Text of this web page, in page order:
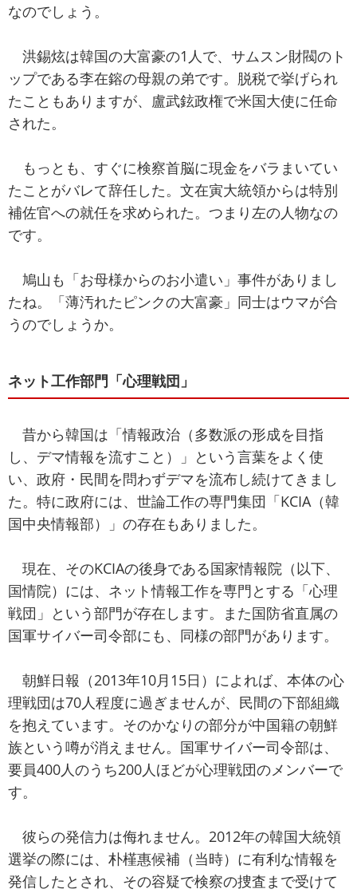
なのでしょう。
洪錫炫は韓国の大富豪の1人で、サムスン財閥のト
ップである李在鎔の母親の弟です。脱税で挙げられ
たこともありますが、盧武鉉政権で米国大使に任命
された。
もっとも、すぐに検察首脳に現金をバラまいてい
たことがバレて辞任した。文在寅大統領からは特別
補佐官への就任を求められた。つまり左の人物なの
です。
鳩山も「お母様からのお小遣い」事件がありまし
たね。「薄汚れたピンクの大富豪」同士はウマが合
うのでしょうか。
ネット工作部門「心理戦団」
昔から韓国は「情報政治（多数派の形成を目指
し、デマ情報を流すこと）」という言葉をよく使
い、政府・民間を問わずデマを流布し続けてきまし
た。特に政府には、世論工作の専門集団「KCIA（韓
国中央情報部）」の存在もありました。
現在、そのKCIAの後身である国家情報院（以下、
国情院）には、ネット情報工作を専門とする「心理
戦団」という部門が存在します。また国防省直属の
国軍サイバー司令部にも、同様の部門があります。
朝鮮日報（2013年10月15日）によれば、本体の心
理戦団は70人程度に過ぎませんが、民間の下部組織
を抱えています。そのかなりの部分が中国籍の朝鮮
族という噂が消えません。国軍サイバー司令部は、
要員400人のうち200人ほどが心理戦団のメンバーで
す。
彼らの発信力は侮れません。2012年の韓国大統領
選挙の際には、朴槿惠候補（当時）に有利な情報を
発信したとされ、その容疑で検察の捜査まで受けて